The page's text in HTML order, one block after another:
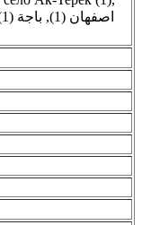
اصفهان (1) , باجة (1)